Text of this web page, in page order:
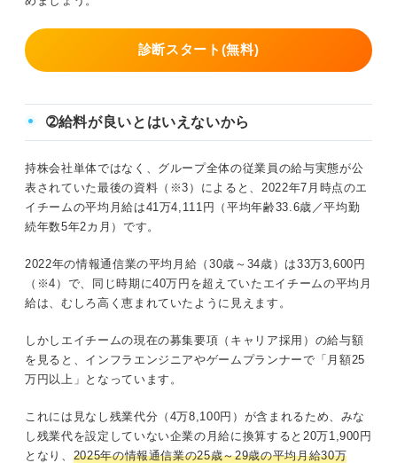
診断スタート(無料)
➁給料が良いとはいえないから
持株会社単体ではなく、グループ全体の従業員の給与実態が公
表されていた最後の資料（※3）によると、2022年7月時点のエ
イチームの平均月給は41万4,111円（平均年齢33.6歳／平均勤
続年数5年2カ月）です。
2022年の情報通信業の平均月給（30歳～34歳）は33万3,600円
（※4）で、同じ時期に40万円を超えていたエイチームの平均月
給は、むしろ高く恵まれていたように見えます。
しかしエイチームの現在の募集要項（キャリア採用）の給与額
を見ると、インフラエンジニアやゲームプランナーで「月額25
万円以上」となっています。
これには見なし残業代分（4万8,100円）が含まれるため、みな
し残業代を設定していない企業の月給に換算すると20万1,900円
となり、 2025年の情報通信業の25歳～29歳の平均月給30万